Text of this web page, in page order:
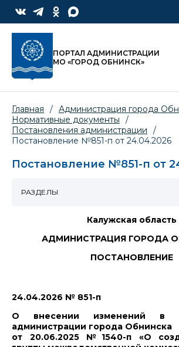
ПОРТАЛ АДМИНИСТРАЦИИ
МО «ГОРОД ОБНИНСК»
Главная / Администрация города
Нормативные документы
/
Постановления администрации
/
Постановление №851-п от 24.04.2026
Постановление №851-п от
Калужская область
АДМИНИСТРАЦИЯ ГОРОДА
ПОСТАНОВЛЕНИЕ
24.04.2026 № 851-п
О внесении изменений в
администрации города Обнинска
от 20.06.2025 №1540-п «О
РАЗДЕЛЫ